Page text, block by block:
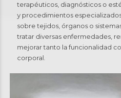
terapéuticos, diagnósticos o
y procedimientos
sobre tejidos, órganos o
tratar diversas enfermedades,
mejorar tanto la funcionalidad
corporal.